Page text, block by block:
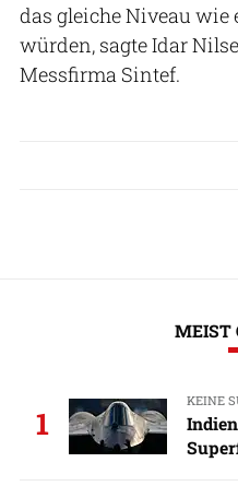
das gleiche Niveau wie
würden, sagte Idar
Messfirma Sintef.
MEIST
1
KEINE